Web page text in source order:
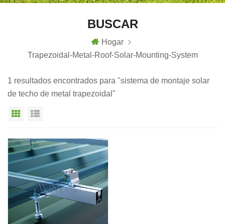
BUSCAR
Hogar
Trapezoidal-Metal-Roof-Solar-Mounting-System
1 resultados encontrados para "sistema de montaje solar
de techo de metal trapezoidal"
Vista en cuadrícula